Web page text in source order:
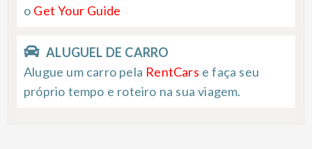
o Get Your Guide
ALUGUEL DE CARRO
Alugue um carro pela RentCars e faça seu
próprio tempo e roteiro na sua viagem.